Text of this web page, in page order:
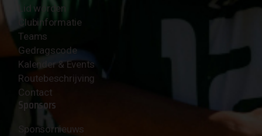
Lid worden
Clubinformatie
Teams
Gedragscode
Kalender & Events
Routebeschrijving
Contact
Sponsors
Sponsornieuws